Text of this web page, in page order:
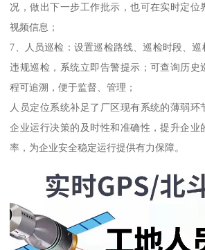
况，做出下一步工作批示，也可在实时定位
视频信息；
7、人员巡检：设置巡检路线、巡检时段、
违规巡检，系统立即告警提示；可查询历史
程可追溯，便于监督、管理；
人员定位系统补足了厂区现有系统的薄弱环
企业运行决策的及时性和准确性，提升企业
率，为企业安全稳定运行提供有力保障。